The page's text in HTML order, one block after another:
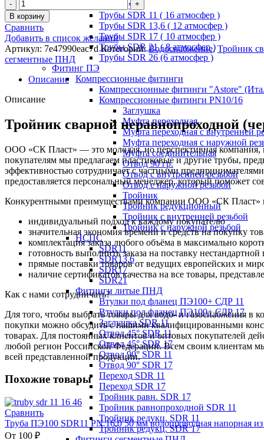
Напорные трубы
Трубы SDR 11 ( 16 атмосфер )
Трубы SDR 13,6 ( 12 атмосфер )
Трубы SDR 17 ( 10 атмосфер )
Трубы SDR 21 ( 8 атмосфер )
Трубы SDR 26 (6 атмосфер )
Фитинг ПЭ
Компрессионные фитинги
Компрессионные фитинги "Astore"
Компрессионные фитинги PN10/16
Заглушка
Муфта переходная
Муфта переходная с внутренней
Муфта переходная с наружной
Муфта соединительная
Отвод 90 гр.
Отвод с внутренней резьбой
Отвод с наружной резьбой
Тройник
Тройник редукционный
Тройник с внутренней резьбой
Тройник с наружной резьбой
НСПС
SDR11
SDR13,6
SDR17
SDR21
Фитинги литые ПНД
Втулки под фланец ПЭ100+ СДР 11
Втулки под фланец ПЭ100+ СДР 17
Заглушка SDR 11
Отвод 45° SDR 11
Отвод 45° SDR 17
Отвод 90° SDR 11
Отвод 90° SDR 17
Переход SDR 11
Переход SDR 17
Тройник равн. SDR 17
Тройник равнопроходной SDR 11
Тройник редукц. SDR 11
Тройник редукц. SDR 17
В корзину
Сравнить
Добавить в список желаний
Артикул: 7e47990eac7dКатегорий: Водоснабжение, Тройник
сегментные ПНД
Описание
Описание
Тройник сварной неравнопроходной
ООО «СК Пласт» — это молодая, но перспективная компания,
покупателям мы предлагаем пластиковые и другие трубы,
эффективностью сотрудничает с частными
предоставляется персональный менеджер, который поможет
Конкурентными преимуществами компании ООО «СК Пласт»
индивидуальный подход к каждому покупателю
значительная экономия времени и средств на покупку
комплектация заказа любого объёма в максимально
готовность выполнить заказа на поставку
прямые поставки товаров от ведущих европейских и
наличие сертификатов качества на все товары,
Как с нами сотрудничать?
Для того, чтобы выбрать товары для водо- и газоснабжения
покупки можно обсудить с нашими квалифицированными
товарах. Для постоянных клиентов и оптовых покупателей
любой регион Российской Федерации. Всем своим клиентам
всей представленной продукции.
Похожие товары
Сравнить
Труба ПЭ100 SDR11 PN 16,0 50 мм водопроводная напорная из
От 100 ₽